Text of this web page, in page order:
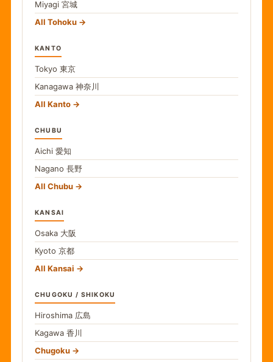
Miyagi 宮城
All Tohoku
KANTO
Tokyo 東京
Kanagawa 神奈川
All Kanto
CHUBU
Aichi 愛知
Nagano 長野
All Chubu
KANSAI
Osaka 大阪
Kyoto 京都
All Kansai
CHUGOKU / SHIKOKU
Hiroshima 広島
Kagawa 香川
Chugoku